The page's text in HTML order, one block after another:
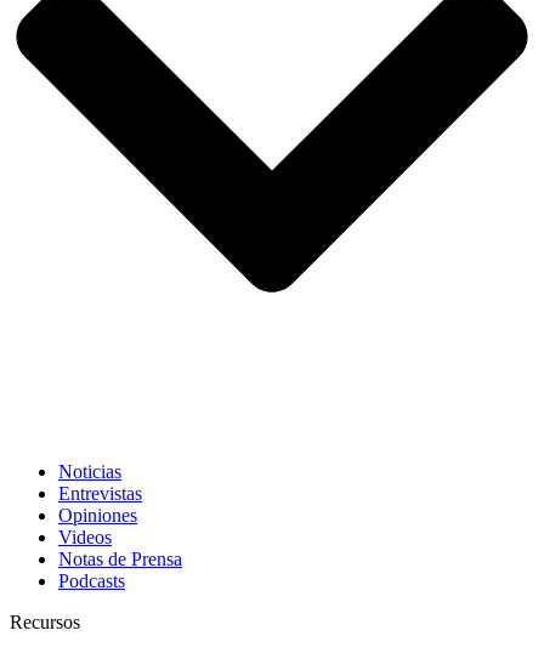
Noticias
Entrevistas
Opiniones
Videos
Notas de Prensa
Podcasts
Recursos